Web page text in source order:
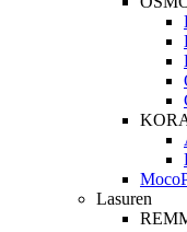
Lasuren